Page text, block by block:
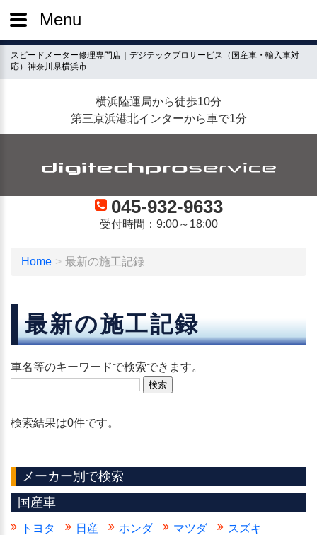
スピードメーター修理専門店｜デジテックプロサービス（国産車・輸入車対
応）神奈川県横浜市
横浜陸運局から徒歩10分
第三京浜港北インターから車で1分
045-932-9633
受付時間：9:00～18:00
Home 最新の施工記録
最新の施工記録
車名等のキーワードで検索できます。
検索結果は0件です。
メーカー別で検索
国産車
トヨタ 日産 ホンダ マツダ
スズキ
Menu